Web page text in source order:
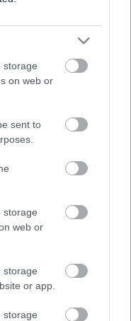
storage
on web or
sent to
storage
web or
storage
or app.
storage
χρόνια σε
έτσι τη
gourmet
παγωτών, αλλά
στην Ελλάδα!
απόλαυση, σε
και στη